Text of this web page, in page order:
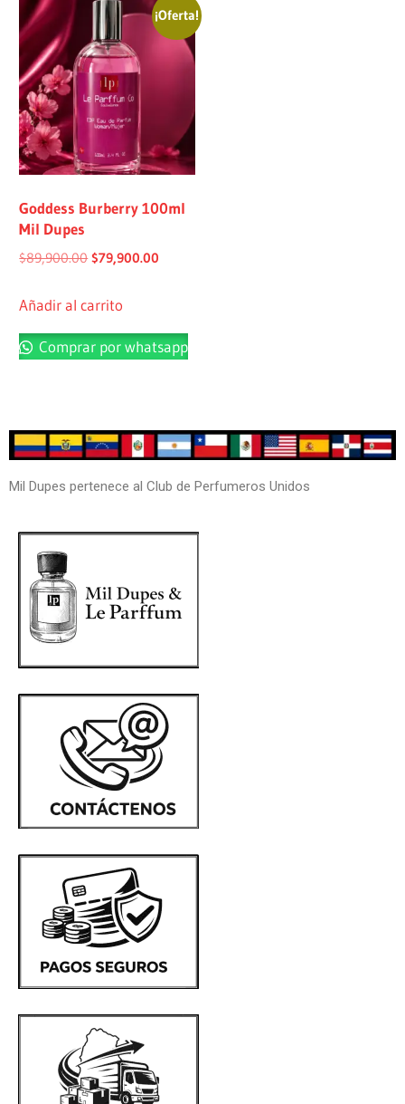
¡Oferta!
Goddess Burberry 100ml
Mil Dupes
$89,900.00 $79,900.00
Añadir al carrito
Comprar por whatsapp
Mil Dupes pertenece al Club de Perfumeros Unidos